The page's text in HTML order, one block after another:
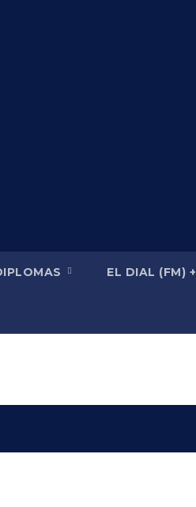
EL DIAL (FM) +